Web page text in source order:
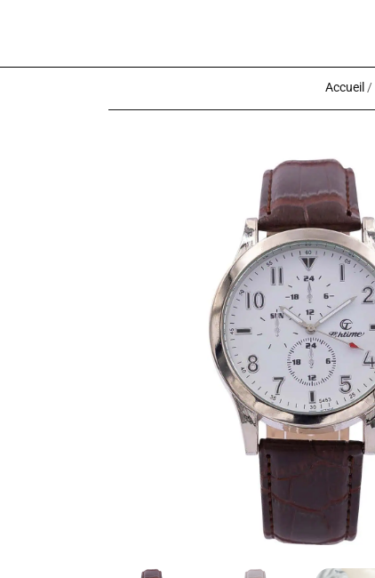
Accueil /